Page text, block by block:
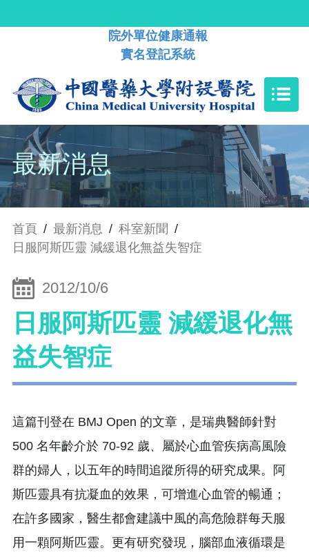
院外單位健康通報
實名登記系統
最新消息
首頁 / 最新消息 / 科室新聞 /
日服阿斯匹靈 減緩退化無益失智症
2012/10/6
日服阿斯匹靈 減緩退化無
益失智症
這篇刊登在 BMJ Open 的文章，是瑞典醫師針對
500 名年齡介於 70-92 歲、屬於心血管疾病高風險
群的婦人，以五年的時間追蹤所得的研究成果。阿
斯匹靈具有抗凝血的效果，可增進心血管的暢通；
在許多國家，醫生都會建議中風的高危險群每天服
用一顆阿斯匹靈。更有研究發現，腦部血液循環是